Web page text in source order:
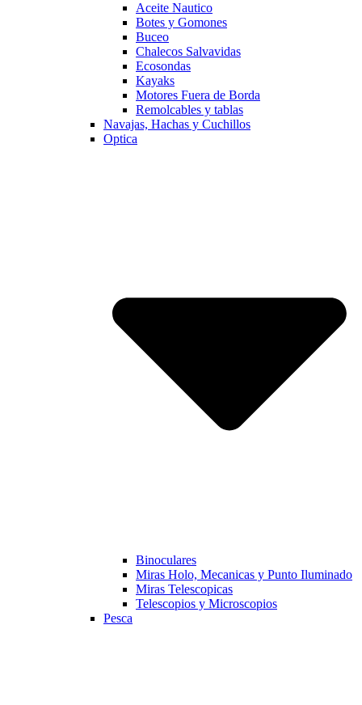
Aceite Nautico
Botes y Gomones
Buceo
Chalecos Salvavidas
Ecosondas
Kayaks
Motores Fuera de Borda
Remolcables y tablas
Navajas, Hachas y Cuchillos
Optica
Binoculares
Miras Holo, Mecanicas y Punto Iluminado
Miras Telescopicas
Telescopios y Microscopios
Pesca